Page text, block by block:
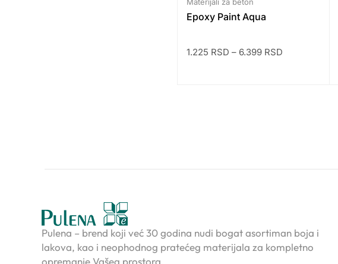
Epoxy Paint Aqua
1.225 RSD – 6.399 RSD
Pulena – brend koji već 30 godina nudi bogat asortiman boja i
lakova, kao i neophodnog pratećeg materijala za kompletno